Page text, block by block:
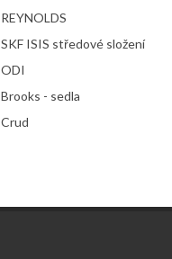
REYNOLDS
SKF ISIS středové složení
ODI
Brooks - sedla
Crud